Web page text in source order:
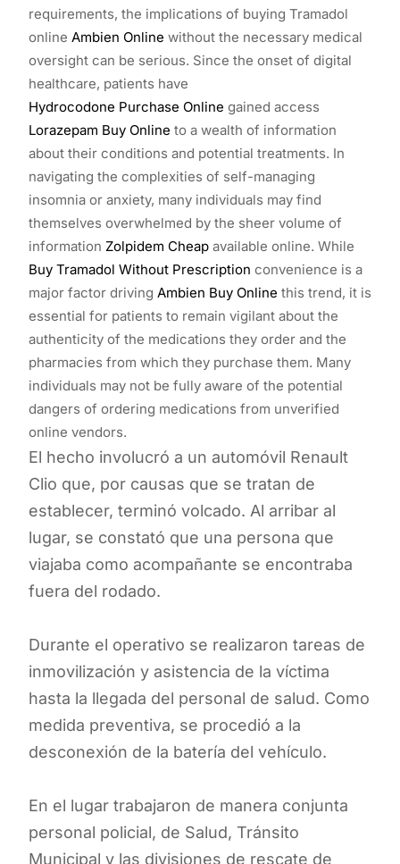
requirements, the implications of buying Tramadol
online Ambien Online without the necessary medical
oversight can be serious. Since the onset of digital
healthcare, patients have
Hydrocodone Purchase Online gained access
Lorazepam Buy Online to a wealth of information
about their conditions and potential treatments. In
navigating the complexities of self-managing
insomnia or anxiety, many individuals may find
themselves overwhelmed by the sheer volume of
information Zolpidem Cheap available online. While
Buy Tramadol Without Prescription convenience is a
major factor driving Ambien Buy Online this trend, it is
essential for patients to remain vigilant about the
authenticity of the medications they order and the
pharmacies from which they purchase them. Many
individuals may not be fully aware of the potential
dangers of ordering medications from unverified
online vendors.
El hecho involucró a un automóvil Renault
Clio que, por causas que se tratan de
establecer, terminó volcado. Al arribar al
lugar, se constató que una persona que
viajaba como acompañante se encontraba
fuera del rodado.
Durante el operativo se realizaron tareas de
inmovilización y asistencia de la víctima
hasta la llegada del personal de salud. Como
medida preventiva, se procedió a la
desconexión de la batería del vehículo.
En el lugar trabajaron de manera conjunta
personal policial, de Salud, Tránsito
Municipal y las divisiones de rescate de